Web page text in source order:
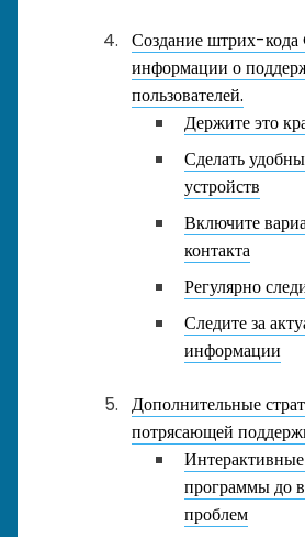
Создание штрих-кода
информации о
пользователей.
Держите это
Сделать
устройств
Включите
контакта
Регулярно
Следите за
информации
Дополнительные
потрясающей
программы до
проблем